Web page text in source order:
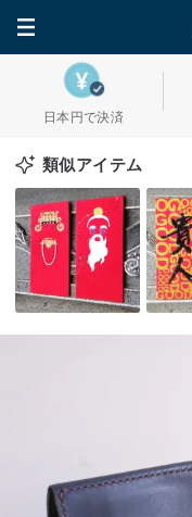
日本円で決済
類似アイテム